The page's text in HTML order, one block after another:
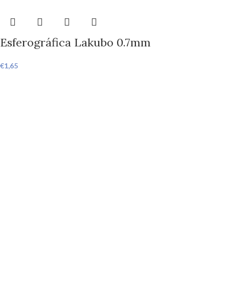
Esferográfica Lakubo 0.7mm
€1,65